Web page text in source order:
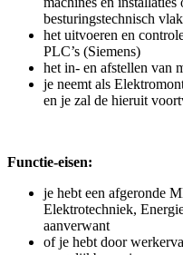
besturingstechnisch vlak
het uitvoeren en
PLC’s (Siemens)
het in- en afstellen van
je neemt als
en je zal de hieruit
Functie-eisen:
je hebt een afgeronde
Elektrotechniek,
aanverwant
of je hebt door